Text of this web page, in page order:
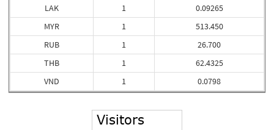
LAK
MYR
RUB
THB
VND
1
1
1
1
1
0.09265
513.450
26.700
62.4325
0.0798